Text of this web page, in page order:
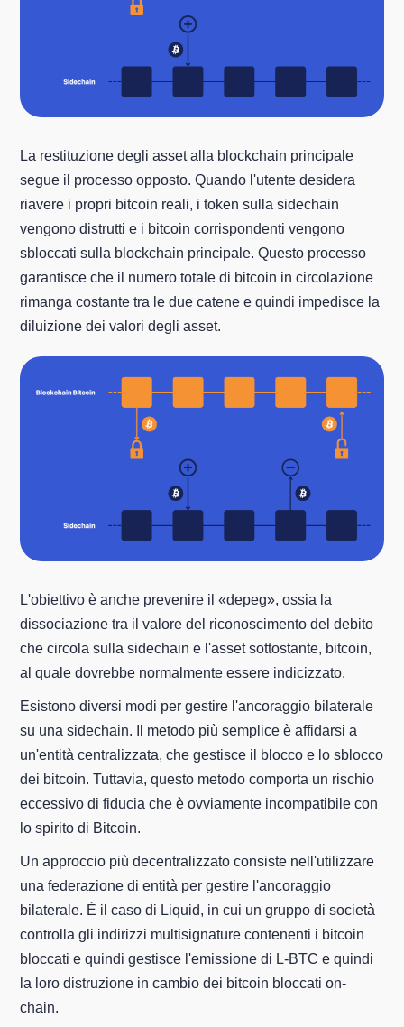
La restituzione degli asset alla blockchain principale
segue il processo opposto. Quando l'utente desidera
riavere i propri bitcoin reali, i token sulla sidechain
vengono distrutti e i bitcoin corrispondenti vengono
sbloccati sulla blockchain principale. Questo processo
garantisce che il numero totale di bitcoin in circolazione
rimanga costante tra le due catene e quindi impedisce la
diluizione dei valori degli asset.
L'obiettivo è anche prevenire il «depeg», ossia la
dissociazione tra il valore del riconoscimento del debito
che circola sulla sidechain e l'asset sottostante, bitcoin,
al quale dovrebbe normalmente essere indicizzato.
Esistono diversi modi per gestire l'ancoraggio bilaterale
su una sidechain. Il metodo più semplice è affidarsi a
un'entità centralizzata, che gestisce il blocco e lo sblocco
dei bitcoin. Tuttavia, questo metodo comporta un rischio
eccessivo di fiducia che è ovviamente incompatibile con
lo spirito di Bitcoin.
Un approccio più decentralizzato consiste nell'utilizzare
una federazione di entità per gestire l'ancoraggio
bilaterale. È il caso di Liquid, in cui un gruppo di società
controlla gli indirizzi multisignature contenenti i bitcoin
bloccati e quindi gestisce l'emissione di L-BTC e quindi
la loro distruzione in cambio dei bitcoin bloccati on-
chain.